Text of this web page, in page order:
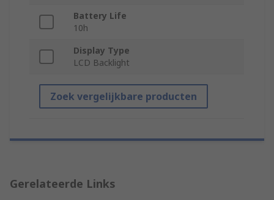
Battery Life
10h
Display Type
LCD Backlight
Zoek vergelijkbare producten
Gerelateerde Links